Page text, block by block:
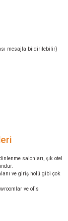
mesajla bildirilebilir)
salonları, şık otel
ve giriş holü gibi çok
ve ofis